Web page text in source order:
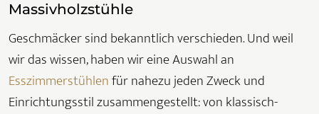
Massivholzstühle
Geschmäcker sind bekanntlich verschieden. Und weil
wir das wissen, haben wir eine Auswahl an
Esszimmerstühlenfür nahezu jeden Zweck und
Einrichtungsstil zusammengestellt: von klassisch-